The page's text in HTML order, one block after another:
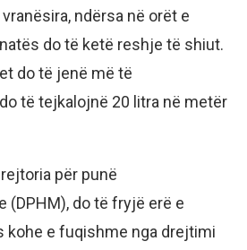
ndërsa në orët e
do të ketë reshje të shiut.
do të jenë më të
të tejkalojnë 20 litra në metër
për punë
(DPHM), do të fryjë erë e
kohe e fuqishme nga drejtimi